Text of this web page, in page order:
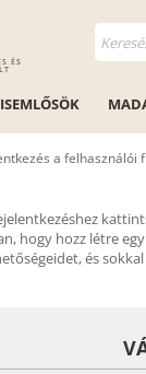
ÉS
a felhasználói
hogy hozz létre
és